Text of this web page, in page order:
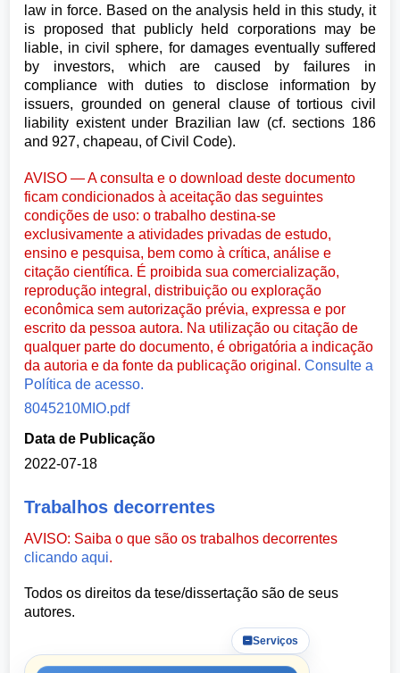
law in force. Based on the analysis held in this study, it
is proposed that publicly held corporations may be
liable, in civil sphere, for damages eventually suffered
by investors, which are caused by failures in
compliance with duties to disclose information by
issuers, grounded on general clause of tortious civil
liability existent under Brazilian law (cf. sections 186
and 927, chapeau, of Civil Code).
AVISO — A consulta e o download deste documento
ficam condicionados à aceitação das seguintes
condições de uso: o trabalho destina-se
exclusivamente a atividades privadas de estudo,
ensino e pesquisa, bem como à crítica, análise e
citação científica. É proibida sua comercialização,
reprodução integral, distribuição ou exploração
econômica sem autorização prévia, expressa e por
escrito da pessoa autora. Na utilização ou citação de
qualquer parte do documento, é obrigatória a indicação
da autoria e da fonte da publicação original.Consulte a
Política de acesso.
8045210MIO.pdf
Data de Publicação
2022-07-18
Trabalhos decorrentes
AVISO: Saiba o que são os trabalhos decorrentes
clicando aqui.
Todos os direitos da tese/dissertação são de seus
autores.
Serviços